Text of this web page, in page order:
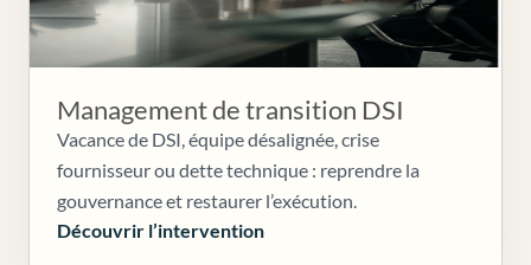
Management de transition DSI
Vacance de DSI, équipe désalignée, crise
fournisseur ou dette technique : reprendre la
gouvernance et restaurer l’exécution.
Découvrir l’intervention